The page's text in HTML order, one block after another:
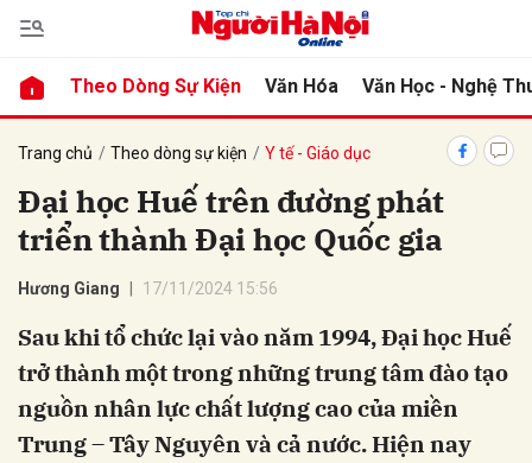
Theo Dòng Sự Kiện Văn Hóa Văn Học - Nghệ
Trang chủ Theo dòng sự kiện Y tế - Giáo dục
Đại học Huế trên đường phát
triển thành Đại học Quốc gia
Hương Giang 17/11/2024 15:56
Sau khi tổ chức lại vào năm 1994, Đại học Huế
trở thành một trong những trung tâm đào tạo
nguồn nhân lực chất lượng cao của miền
Trung – Tây Nguyên và cả nước. Hiện nay
luận
Hủy